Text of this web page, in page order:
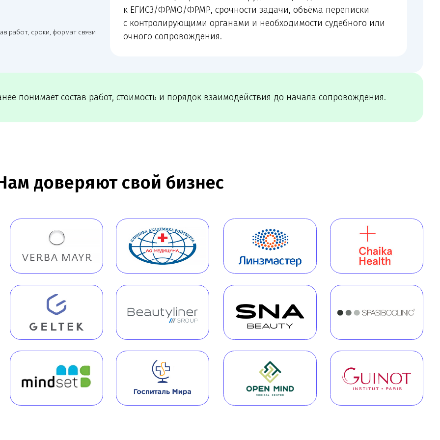
доверяют свой бизнес
Наша команда
юристов с узкой специализацией и многолетней
практикой в области медицинского права